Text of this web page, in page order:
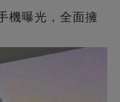
機曝光，全面擁